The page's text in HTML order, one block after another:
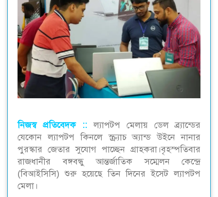
নিজস্ব প্রতিবেদক :: ল্যাপটপ মেলায় ডেল ব্র্যান্ডের
যেকোন ল্যাপটপ কিনলে স্ক্র্যাচ অ্যান্ড উইনে নানার
পুরস্কার জেতার সুযোগ পাচ্ছেন গ্রাহকরা।বৃহস্পতিবার
রাজধানীর বঙ্গবন্ধু আন্তর্জাতিক সম্মেলন কেন্দ্রে
(বিআইসিসি) শুরু হয়েছে তিন দিনের ইসেট ল্যাপটপ
মেলা।